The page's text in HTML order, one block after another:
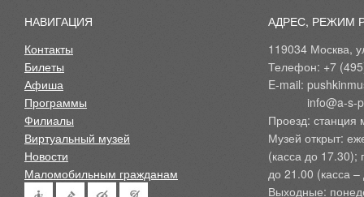
НАВИГАЦИЯ
Контакты
Билеты
Афиша
Программы
Филиалы
Виртуальный музей
Новости
Маломобильным гражданам
АДРЕС, РЕЖИМ
119034 Москва,
Телефон: +7
E-mail:
Проезд: станция
Музей открыт:
(касса до 17.30);
до 21.00 (касса
Выходные: